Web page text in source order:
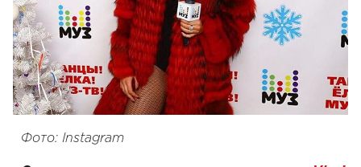
Фото: Instagram